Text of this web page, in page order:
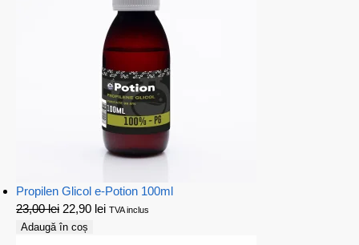
Propilen Glicol e-Potion 100ml
23,00lei 22,90 lei TVA inclus
Adaugă în coș